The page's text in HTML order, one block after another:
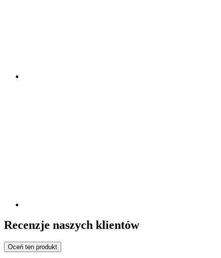
Recenzje naszych klientów
Oceń ten produkt